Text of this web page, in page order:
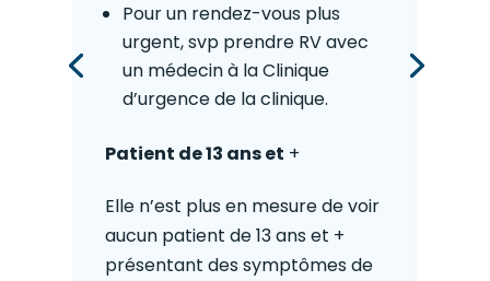
Pour un rendez-vous plus
urgent, svp prendre RV avec
un médecin à la Clinique
d’urgence de la clinique.
Patient de 13 ans et +
Elle n’est plus en mesure de voir
aucun patient de 13 ans et +
présentant des symptômes de